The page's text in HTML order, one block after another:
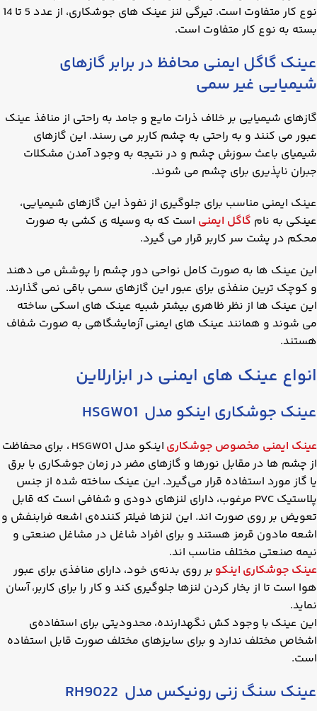
نوع کار متفاوت است. تیرگی لنز عینک های جوشکاری، از عدد 5 تا 14
بسته به نوع کار متفاوت است.
عینک گاگل ایمنی محافظ در برابر گازهای
شیمیایی غیر سمی
گازهای شیمیایی بر خلاف ذرات مایع و جامد به راحتی از منافذ عینک
عبور می کنند و به راحتی به چشم کاربر می رسند. این گازهای
شیمیای باعث سوزش چشم و در نتیجه به وجود آمدن مشکلات
جبران ناپذیری برای چشم می شوند.
عینک ایمنی مناسب برای جلوگیری از نفوذ این گازهای شیمیایی،
عینکی به نام گاگل ایمنی است که به وسیله ی کشی به صورت
محکم در پشت سر کاربر قرار می گیرد.
این عینک ها به صورت کامل نواحی دور چشم را پوشش می دهند
و کوچک ترین منفذی برای عبور این گازهای سمی باقی نمی گذارند.
این عینک ها از نظر ظاهری بیشتر شبیه عینک های اسکی ساخته
می شوند و همانند عینک های ایمنی آزمایشگاهی به صورت شفاف
هستند.
انواع عینک های ایمنی در ابزارلاین
عینک جوشکاری اینکو مدل HSGW01
عینک ایمنی مخصوص جوشکاری
اینکو مدل HSGW01 ، برای محفاظت
از چشم ها در مقابل نورها و گازهای مضر در زمان جوشکاری با برق
یا گاز مورد استفاده قرار می‌گیرد. این عینک ساخته شده از جنس
پلاستیک PVC مرغوب، دارای لنزهای دودی و شفافی است که قابل
تعویض بر روی صورت اند. این لنزها فیلتر کننده‌ی اشعه فرابنفش و
اشعه مادون قرمز هستند و برای افراد شاغل در مشاغل صنعتی و
نیمه‌ صنعتی مختلف مناسب اند.
عینک جوشکاری اینکو بر روی بدنه‌ی خود، دارای منافذی برای عبور
هوا است تا از بخار کردن لنزها جلوگیری کند و کار را برای کاربر، آسان
نماید.
این عینک با وجود کش نگهدارنده، محدودیتی برای استفاده‌ی
اشخاص مختلف ندارد و برای سایزهای مختلف صورت قابل استفاده
است.
عینک سنگ زنی رونیکس مدل RH9022